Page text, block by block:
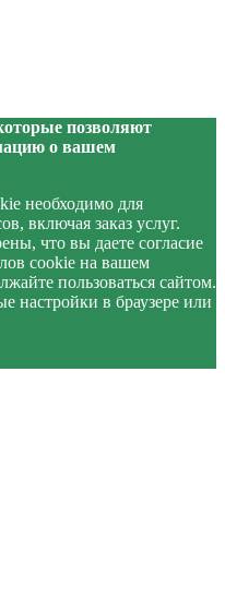
позволяют
о вашем
необходимо для
включая заказ услуг.
что вы даете согласие
cookie на вашем
пользоваться сайтом.
настройки в браузере или